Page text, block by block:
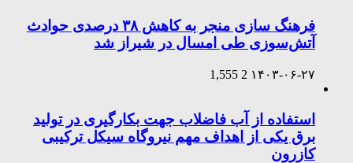
فرهنگ سازی منجر به کاهش ۳۸ درصدی حوادث
آتش‌سوزی طی امسال در شیراز شد
۱۴۰۳-۰۶-۲۷ 2
1,555
استفاده از آب فاضلاب جهت بکارگیری در تولید
برق یکی از اهداف مهم نیروگاه سیکل ترکیبی
کازرون